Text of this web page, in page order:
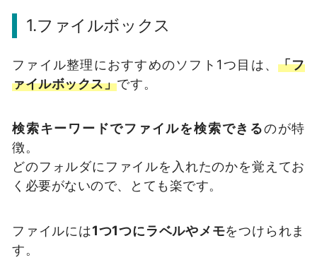
1.ファイルボックス
ファイル整理におすすめのソフト1つ目は、「フ
ァイルボックス」です。
検索キーワードでファイルを検索できるのが特
徴。
どのフォルダにファイルを入れたのかを覚えてお
く必要がないので、とても楽です。
ファイルには1つ1つにラベルやメモをつけられま
す。